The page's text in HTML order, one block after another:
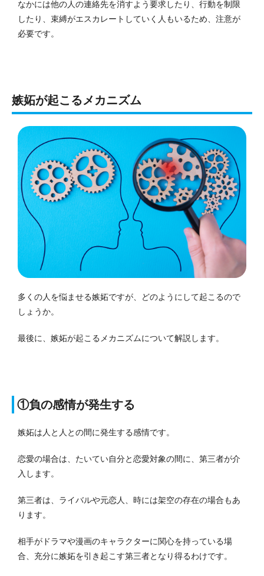
なかには他の人の連絡先を消すよう要求したり、行動を制限
したり、束縛がエスカレートしていく人もいるため、注意が
必要です。
嫉妬が起こるメカニズム
多くの人を悩ませる嫉妬ですが、どのようにして起こるので
しょうか。
最後に、嫉妬が起こるメカニズムについて解説します。
①負の感情が発生する
嫉妬は人と人との間に発生する感情です。
恋愛の場合は、たいてい自分と恋愛対象の間に、第三者が介
入します。
第三者は、ライバルや元恋人、時には架空の存在の場合もあ
ります。
相手がドラマや漫画のキャラクターに関心を持っている場
合、充分に嫉妬を引き起こす第三者となり得るわけです。